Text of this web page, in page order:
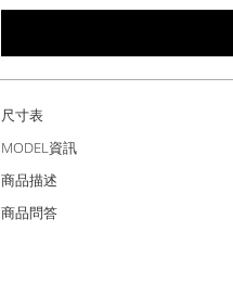
尺寸表
MODEL資訊
商品描述
商品問答